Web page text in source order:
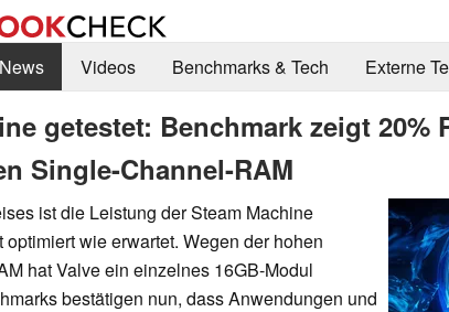
News Videos Benchmarks & Tech Externe
getestet: Benchmark zeigt 20%
Single-Channel-RAM
ist die Leistung der Steam Machine
wie erwartet. Wegen der hohen
hat Valve ein einzelnes 16GB-Modul
bestätigen nun, dass Anwendungen und